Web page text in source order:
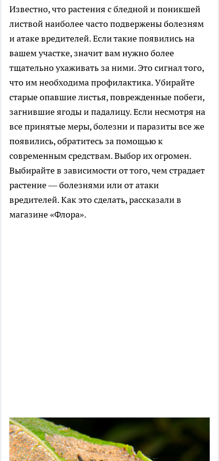
Известно, что растения с бледной и поникшей
листвой наиболее часто подвержены болезням
и атаке вредителей. Если такие появились на
вашем участке, значит вам нужно более
тщательно ухаживать за ними. Это сигнал того,
что им необходима профилактика. Убирайте
старые опавшие листья, поврежденные побеги,
загнившие ягоды и падалицу. Если несмотря на
все принятые меры, болезни и паразиты все же
появились, обратитесь за помощью к
современным средствам. Выбор их огромен.
Выбирайте в зависимости от того, чем страдает
растение — болезнями или от атаки
вредителей. Как это сделать, рассказали в
магазине «Флора».